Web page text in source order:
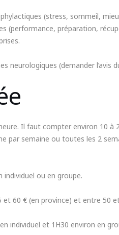
(stress, sommeil,
(performance, préparation,
neurologiques (demander l’avis
Il faut compter environ 10 à
par semaine ou toutes les 2
ou en groupe.
60 € (en province) et entre 50
individuel et 1H30 environ en